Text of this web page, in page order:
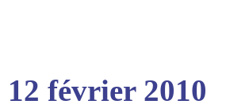
12 février 2010